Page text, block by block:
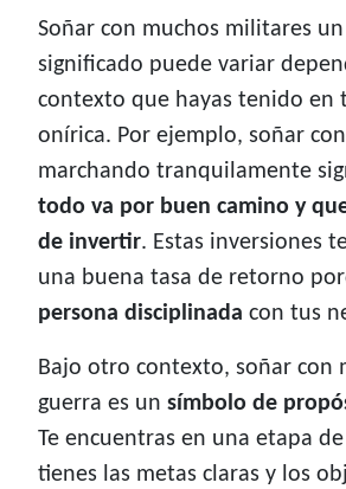
Soñar con muchos militares
significado puede variar
contexto que hayas tenido en
onírica. Por ejemplo, soñar
marchando tranquilamente
todo va por buen camino y
de invertir. Estas inversiones
una buena tasa de retorno
persona disciplinada con tus
Bajo otro contexto, soñar con
guerra es un símbolo de
Te encuentras en una etapa
tienes las metas claras y los